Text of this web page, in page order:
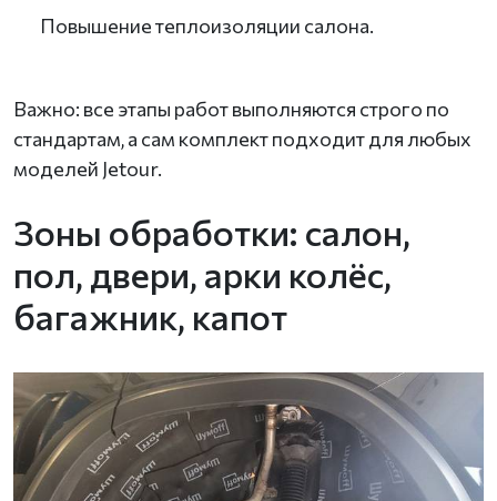
Повышение теплоизоляции салона.
Важно: все этапы работ выполняются строго по
стандартам, а сам комплект подходит для любых
моделей Jetour.
Зоны обработки: салон,
пол, двери, арки колёс,
багажник, капот